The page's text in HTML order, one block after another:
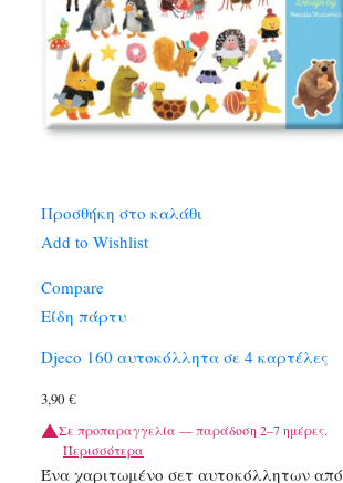
Προσθήκη στο καλάθι
Add to Wishlist
Compare
Είδη πάρτυ
Djeco 160 αυτοκόλλητα σε 4 καρτέλες
3,90 €
Σε προπαραγγελία — παράδοση 2–7 ημέρες.
Περισσότερα
Ένα χαριτωμένο σετ αυτοκόλλητων από